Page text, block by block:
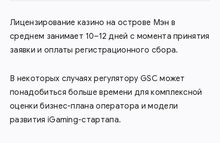
Лицензирование казино на острове Мэн в
среднем занимает 10–12 дней с момента принятия
заявки и оплаты регистрационного сбора.
В некоторых случаях регулятору GSC может
понадобиться больше времени для комплексной
оценки бизнес-плана оператора и модели
развития iGaming-стартапа.